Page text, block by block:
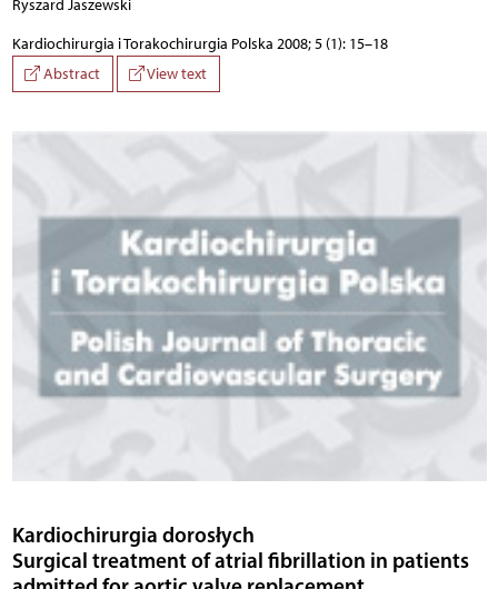
Ryszard Jaszewski
Kardiochirurgia i Torakochirurgia Polska 2008; 5 (1): 15–18
Abstract
View text
Kardiochirurgia dorosłych
Surgical treatment of atrial fibrillation in patients